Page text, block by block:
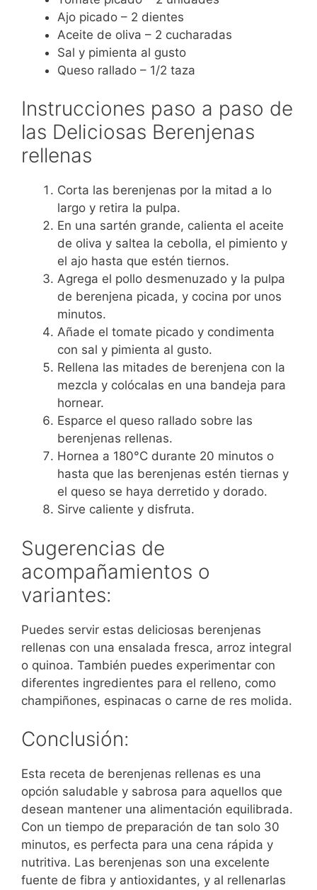
Ajo picado – 2 dientes
Aceite de oliva – 2 cucharadas
Sal y pimienta al gusto
Queso rallado – 1/2 taza
Instrucciones paso a paso de
las Deliciosas Berenjenas
rellenas
Corta las berenjenas por la mitad a lo
largo y retira la pulpa.
En una sartén grande, calienta el aceite
de oliva y saltea la cebolla, el pimiento y
el ajo hasta que estén tiernos.
Agrega el pollo desmenuzado y la pulpa
de berenjena picada, y cocina por unos
minutos.
Añade el tomate picado y condimenta
con sal y pimienta al gusto.
Rellena las mitades de berenjena con la
mezcla y colócalas en una bandeja para
hornear.
Esparce el queso rallado sobre las
berenjenas rellenas.
Hornea a 180°C durante 20 minutos o
hasta que las berenjenas estén tiernas y
el queso se haya derretido y dorado.
Sirve caliente y disfruta.
Sugerencias de
acompañamientos o
variantes:
Puedes servir estas deliciosas berenjenas
rellenas con una ensalada fresca, arroz integral
o quinoa. También puedes experimentar con
diferentes ingredientes para el relleno, como
champiñones, espinacas o carne de res molida.
Conclusión:
Esta receta de berenjenas rellenas es una
opción saludable y sabrosa para aquellos que
desean mantener una alimentación equilibrada.
Con un tiempo de preparación de tan solo 30
minutos, es perfecta para una cena rápida y
nutritiva. Las berenjenas son una excelente
fuente de fibra y antioxidantes, y al rellenarlas